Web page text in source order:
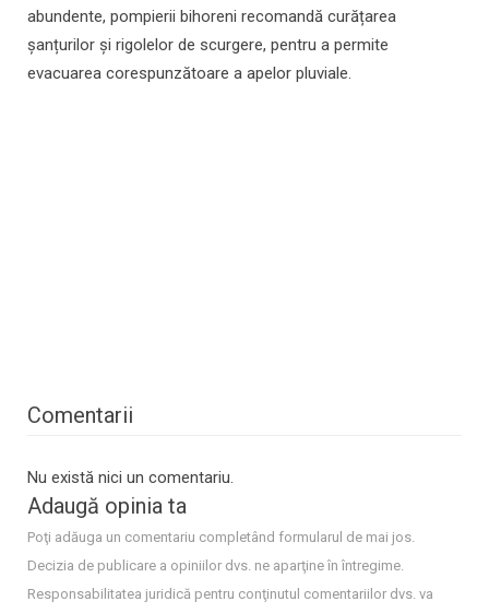
abundente, pompierii bihoreni recomandă curățarea
șanțurilor și rigolelor de scurgere, pentru a permite
evacuarea corespunzătoare a apelor pluviale.
Comentarii
Nu există nici un comentariu.
Adaugă opinia ta
Poţi adăuga un comentariu completând formularul de mai jos.
Decizia de publicare a opiniilor dvs. ne aparţine în întregime.
Responsabilitatea juridică pentru conţinutul comentariilor dvs. va